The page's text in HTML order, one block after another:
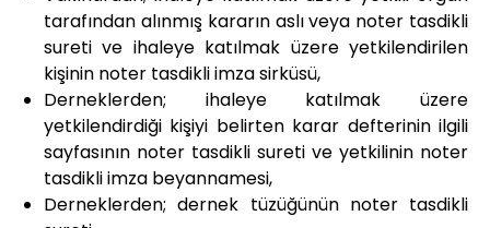
tarafından alınmış kararın aslı veya noter tasdikli
sureti ve ihaleye katılmak üzere yetkilendirilen
kişinin noter tasdikli imza sirküsü,
Derneklerden; ihaleye katılmak üzere
yetkilendirdiği kişiyi belirten karar defterinin ilgili
sayfasının noter tasdikli sureti ve yetkilinin noter
tasdikli imza beyannamesi,
Derneklerden; dernek tüzüğünün noter tasdikli